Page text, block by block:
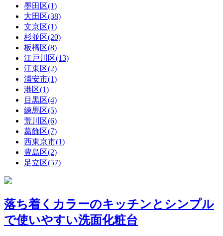
墨田区(1)
大田区(38)
文京区(1)
杉並区(20)
板橋区(8)
江戸川区(13)
江東区(2)
浦安市(1)
港区(1)
目黒区(4)
練馬区(5)
荒川区(6)
葛飾区(7)
西東京市(1)
豊島区(2)
足立区(57)
落ち着くカラーのキッチンとシンプル
で使いやすい洗面化粧台